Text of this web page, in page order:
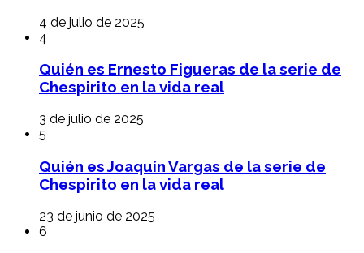
4 de julio de 2025
4
Quién es Ernesto Figueras de la serie de
Chespirito en la vida real
3 de julio de 2025
5
Quién es Joaquín Vargas de la serie de
Chespirito en la vida real
23 de junio de 2025
6